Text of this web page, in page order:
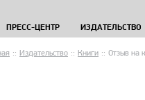
ПРЕСС-ЦЕНТР ИЗДАТЕЛЬСТВО
:: Издательство :: Книги :: Отзыв на